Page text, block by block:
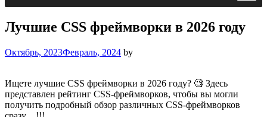
Лучшие CSS фреймворки в 2026 году
Октябрь, 2023Февраль, 2024 by
Ищете лучшие CSS фреймворки в 2026 году? 🧐 Здесь
представлен рейтинг CSS-фреймворков, чтобы вы могли
получить подробный обзор различных CSS-фреймворков